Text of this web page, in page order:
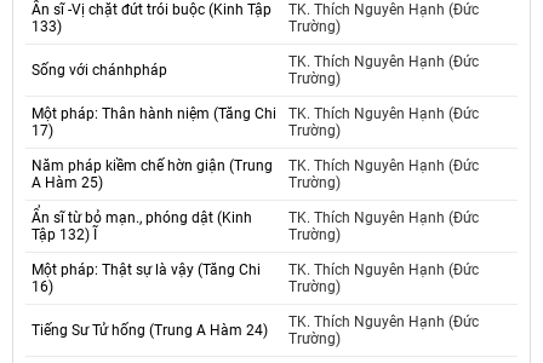
Ẩn sĩ -Vị chặt đứt trói buộc (Kinh Tập
133)
TK. Thích Nguyên Hạnh (Đức
Trường)
Sống với chánhpháp
TK. Thích Nguyên Hạnh (Đức
Trường)
Một pháp: Thân hành niệm (Tăng Chi
17)
TK. Thích Nguyên Hạnh (Đức
Trường)
Năm pháp kiềm chế hờn giận (Trung
A Hàm 25)
TK. Thích Nguyên Hạnh (Đức
Trường)
Ẩn sĩ từ bỏ mạn., phóng dật (Kinh
Tập 132) Ĩ
TK. Thích Nguyên Hạnh (Đức
Trường)
Một pháp: Thật sự là vậy (Tăng Chi
16)
TK. Thích Nguyên Hạnh (Đức
Trường)
Tiếng Sư Tử hống (Trung A Hàm 24)
TK. Thích Nguyên Hạnh (Đức
Trường)